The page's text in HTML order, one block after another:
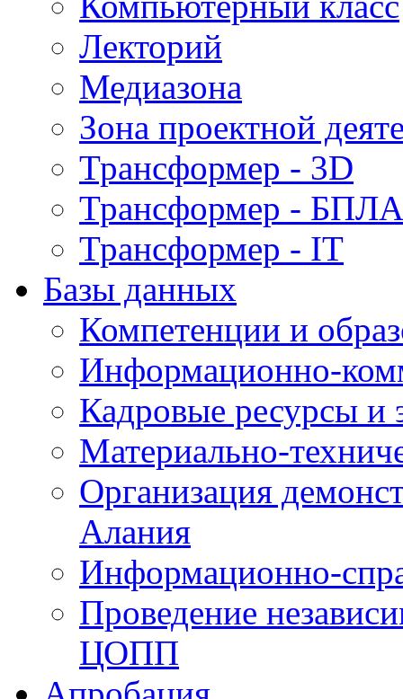
Лекторий
Медиазона
Зона проектной
Трансформер - 3D
Трансформер - БПЛА
Трансформер - IT
Базы данных
Компетенции и
Информационно-
Кадровые ресурсы
Материально-
Организация
Алания
Информационно-
Проведение
ЦОПП